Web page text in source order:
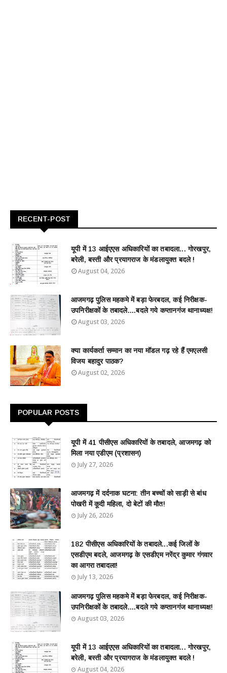
RECENT-POST
यूपी में 13 आईएएस अधिकारियों का तबादला... गोरखपुर,
बरेली, बस्ती और प्रयागराज के मंडलायुक्त बदले !
August 04, 2026
आजमगढ़ पुलिस महकमे में बड़ा फेरबदल, कई निरीक्षक-
उपनिरीक्षकों के तबादले....बदले गये कप्तानगंज थानाध्यक्ष!
August 03, 2026
क्या कार्यकर्ता सम्मान का नया मॉडल गढ़ रहे हैं एमएलसी
विजय बहादुर पाठक?
August 02, 2026
POPULAR POSTS
यूपी में 41 पीसीएस अधिकारियों के तबादले, आजमगढ़ को
मिला नया एडीएम (प्रशासन)
July 27, 2026
आजमगढ़ में दर्दनाक घटना: तीन बच्चों को साड़ी से बांध
पोखरी में कूदी महिला, दो बेटों की मौत!
July 26, 2026
182 पीसीएस अधिकारियों के तबादले...कई जिलों के
एसडीएम बदले, आजमगढ़ के एसडीएम नरेंद्र कुमार गंगवार
का आगरा तबादला!
July 13, 2026
आजमगढ़ पुलिस महकमे में बड़ा फेरबदल, कई निरीक्षक-
उपनिरीक्षकों के तबादले....बदले गये कप्तानगंज थानाध्यक्ष!
August 03, 2026
यूपी में 13 आईएएस अधिकारियों का तबादला... गोरखपुर,
बरेली, बस्ती और प्रयागराज के मंडलायुक्त बदले !
August 04, 2026